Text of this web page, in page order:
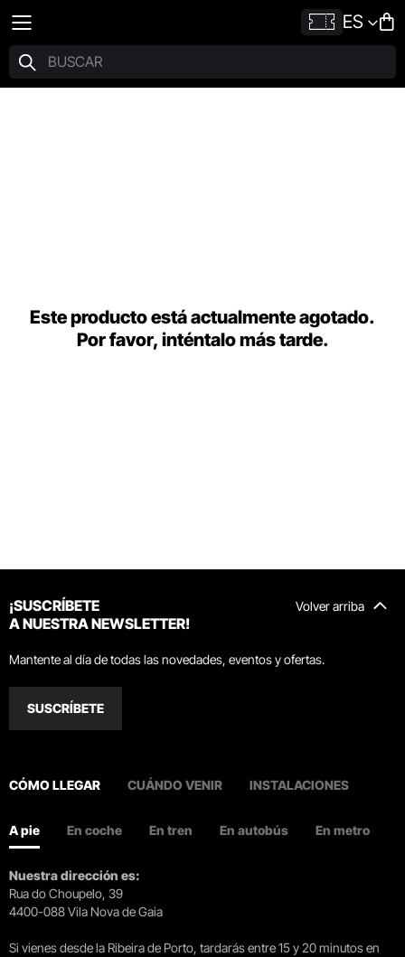
ES
Este producto está actualmente agotado.
Por favor, inténtalo más tarde.
Volver arriba
¡SUSCRÍBETE
A NUESTRA NEWSLETTER!
Mantente al día de todas las novedades, eventos y ofertas.
SUSCRÍBETE
CÓMO LLEGAR CUÁNDO VENIR INSTALACIONES
A pie En coche En tren En autobús En metro
Nuestra dirección es:
Rua do Choupelo, 39
4400-088 Vila Nova de Gaia
Si vienes desde la Ribeira de Porto, tardarás entre 15 y 20 minutos en